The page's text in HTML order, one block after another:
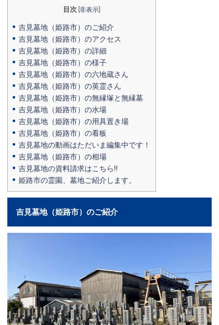
目次 非表示
吉見墓地（姫路市）のご紹介
吉見墓地（姫路市）のアクセス
吉見墓地（姫路市）の詳細
吉見墓地（姫路市）の様子
吉見墓地（姫路市）の六地蔵さん
吉見墓地（姫路市）の英霊さん
吉見墓地（姫路市）の無縁塚と無縁墓
吉見墓地（姫路市）の水場
吉見墓地（姫路市）の用具置き場
吉見墓地（姫路市）の看板
吉見墓地の動画はただいま編集中です！
吉見墓地（姫路市）の相場
吉見墓地の資料請求はこちら‼
姫路市の霊園、墓地ご紹介します。
吉見墓地（姫路市）のご紹介